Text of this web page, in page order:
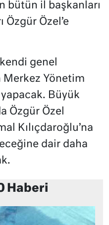
bütün il başkanları
Özgür Özel’e
genel
Merkez Yönetim
Büyük
Özgür Özel
Kılıçdaroğlu’na
dair daha
Haberi